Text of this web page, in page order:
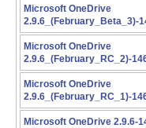
Microsoft OneDrive
2.9.6_(February_Beta_3)-
Microsoft OneDrive
2.9.6_(February_RC_2)-
Microsoft OneDrive
2.9.6_(February_RC_1)-
Microsoft OneDrive 2.9.6-